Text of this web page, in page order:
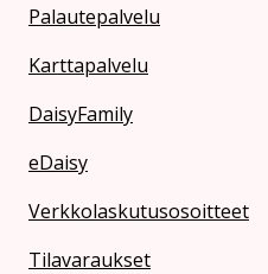
Palautepalvelu
Karttapalvelu
DaisyFamily
eDaisy
Verkkolaskutusosoitteet
Tilavaraukset